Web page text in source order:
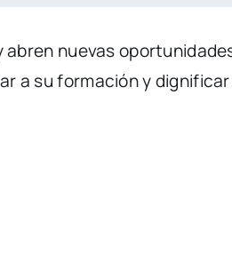
abren nuevas
a su formación y dignificar